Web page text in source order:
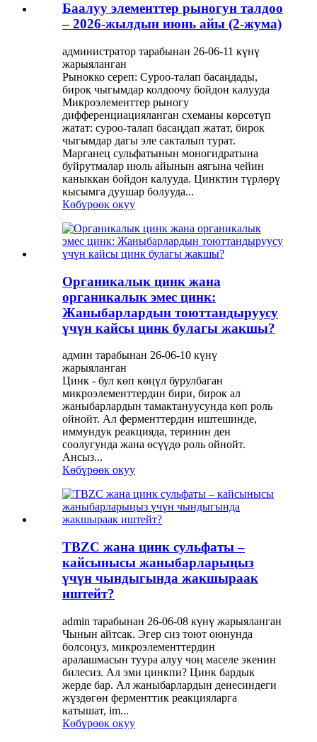
Баалуу элементтер рыногун талдоо
– 2026-жылдын июнь айы (2-жума)
администратор тарабынан 26-06-11 күнү
жарыяланган
Рынокко сереп: Суроо-талап басаңдады,
бирок чыгымдар колдоочу бойдон калууда
Микроэлементтер рыногу
дифференциацияланган схеманы көрсөтүп
жатат: суроо-талап басаңдап жатат, бирок
чыгымдар дагы эле сакталып турат.
Марганец сульфатынын моногидратына
буйрутмалар июль айынын аягына чейин
каныккан бойдон калууда. Цинктин түрлөрү
кысымга дуушар болууда...
Көбүрөөк окуу
Органикалык цинк жана
органикалык эмес цинк:
Жаныбарлардын тоюттандыруусу
үчүн кайсы цинк булагы жакшы?
админ тарабынан 26-06-10 күнү
жарыяланган
Цинк - бул көп көңүл бурулбаган
микроэлементтердин бири, бирок ал
жаныбарлардын тамактануусунда көп роль
ойнойт. Ал ферменттердин иштешинде,
иммундук реакцияда, теринин ден
соолугунда жана өсүүдө роль ойнойт.
Ансыз...
Көбүрөөк окуу
TBZC жана цинк сульфаты –
кайсынысы жаныбарларыңыз
үчүн чындыгында жакшыраак
иштейт?
admin тарабынан 26-06-08 күнү жарыяланган
Чынын айтсак. Эгер сиз тоют оюнунда
болсоңуз, микроэлементтердин
аралашмасын туура алуу чоң маселе экенин
билесиз. Ал эми цинкпи? Цинк бардык
жерде бар. Ал жаныбарлардын денесиндеги
жүздөгөн ферменттик реакцияларга
катышат, im...
Көбүрөөк окуу